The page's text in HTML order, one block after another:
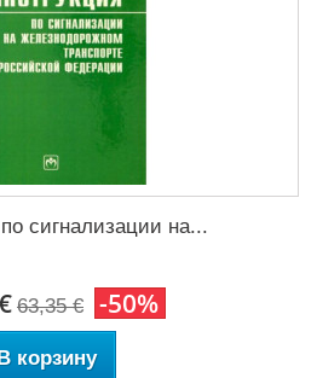
сигнализации на...
63,35 € -50%
корзину